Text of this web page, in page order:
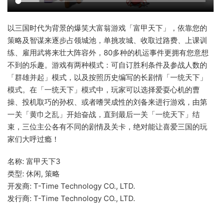
以三国时代为背景的爆笑大富翁游戏「富甲天下」，依靠您的
策略及智谋来逐步占领城池，单挑攻城、收取过路费、上课训
练、雇用武将来壮大阵容外，80多种的机运事件更拥有您意想
不到的乐趣。游戏有两种模式：可自订胜利条件及参战人数的
「群雄并起」模式，以及按照历史编写的长剧情「一统天下」
模式。在「一统天下」模式中，玩家可以选择爱耍心机的曹
操、投机取巧的孙权、或者嗜哭成性的刘备来进行游戏，由第
一关「黄巾之乱」开始奋战，直到最后一关「一统天下」结
束，三位主公各有不同的剧情及关卡，绝对能让喜爱三国的玩
家们大呼过瘾！
名称: 富甲天下3
类型: 休闲, 策略
开发商: T-Time Technology CO., LTD.
发行商: T-Time Technology CO., LTD.